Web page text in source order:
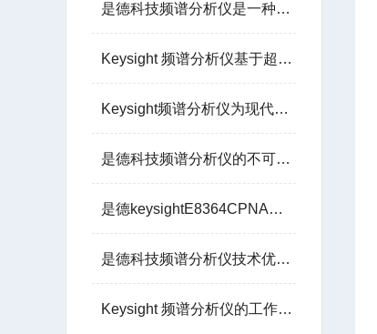
是德科技频谱分析仪是一种用于测量电信号频谱特性的电子测量仪器
Keysight 频谱分析仪基于超外差接收原理工作
Keysight频谱分析仪为现代电子系统提供了重要的测试手段
是德科技频谱分析仪的不可替代性体现在以下六大点
是德keysightE8364CPNA微波网络分析仪10M至50G
是德科技频谱分析仪技术优势：精度、速度与灵活性
Keysight 频谱分析仪的工作原理讲解